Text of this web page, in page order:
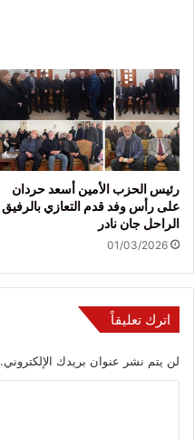
رئيس الحزب الأمين أسعد حردان
على رأس وفد قدم التعازي بالرفيق
الراحل جان نادر
01/03/2026
اترك تعليقاً
لن يتم نشر عنوان بريدك الإلكتروني.